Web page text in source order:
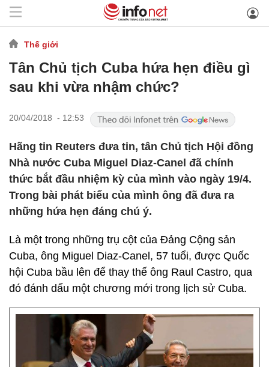
Thế giới
Tân Chủ tịch Cuba hứa hẹn điều gì
sau khi vừa nhậm chức?
20/04/2018 - 12:53
Hãng tin Reuters đưa tin, tân Chủ tịch Hội đồng
Nhà nước Cuba Miguel Diaz-Canel đã chính
thức bắt đầu nhiệm kỳ của mình vào ngày 19/4.
Trong bài phát biểu của mình ông đã đưa ra
những hứa hẹn đáng chú ý.
Là một trong những trụ cột của Đảng Cộng sản
Cuba, ông Miguel Diaz-Canel, 57 tuổi, được Quốc
hội Cuba bầu lên để thay thế ông Raul Castro, qua
đó đánh dấu một chương mới trong lịch sử Cuba.